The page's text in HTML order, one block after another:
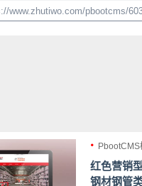
www.zhutiwo.com/pbootcms/
PbootCMS
红色营销
钢材钢管